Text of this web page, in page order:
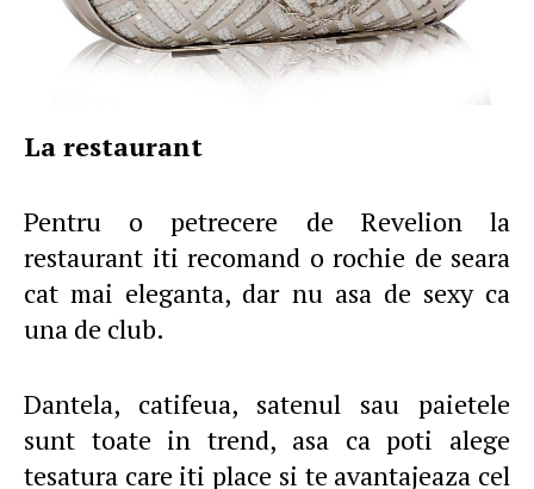
La restaurant
Pentru o petrecere de Revelion la
restaurant iti recomand o rochie de seara
cat mai eleganta, dar nu asa de sexy ca
una de club.
Dantela, catifeua, satenul sau paietele
sunt toate in trend, asa ca poti alege
tesatura care iti place si te avantajeaza cel